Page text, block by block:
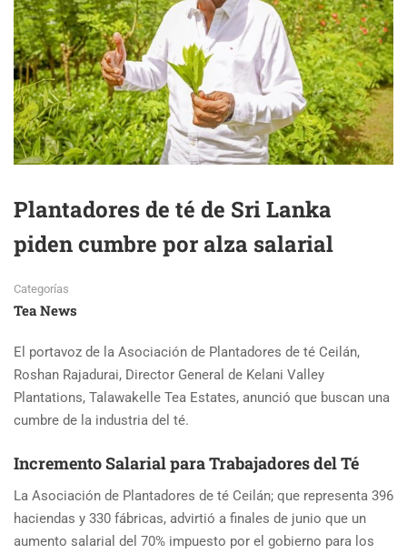
Plantadores de té de Sri Lanka
piden cumbre por alza salarial
Categorías
Tea News
El portavoz de la Asociación de Plantadores de té Ceilán,
Roshan Rajadurai, Director General de Kelani Valley
Plantations, Talawakelle Tea Estates, anunció que buscan una
cumbre de la industria del té.
Incremento Salarial para Trabajadores del Té
La Asociación de Plantadores de té Ceilán; que representa 396
haciendas y 330 fábricas, advirtió a finales de junio que un
aumento salarial del 70% impuesto por el gobierno para los